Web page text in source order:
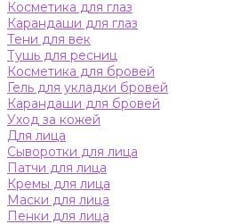
Косметика для глаз
Карандаши для глаз
Тени для век
Тушь для ресниц
Косметика для бровей
Гель для укладки бровей
Карандаши для бровей
Уход за кожей
Для лица
Сыворотки для лица
Патчи для лица
Кремы для лица
Маски для лица
Пенки для лица